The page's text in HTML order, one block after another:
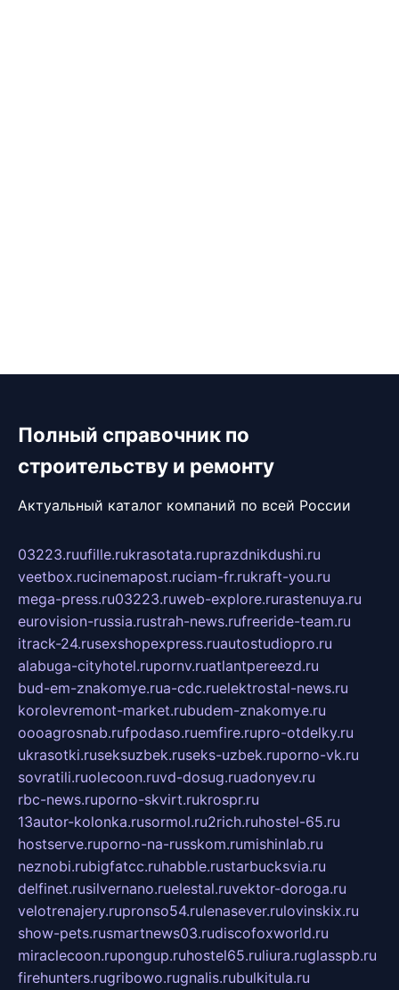
Полный справочник по
строительству и ремонту
Актуальный каталог компаний по всей России
03223.ruufille.rukrasotata.ruprazdnikdushi.ru
veetbox.rucinemapost.ruciam-fr.rukraft-you.ru
mega-press.ru03223.ruweb-explore.rurastenuya.ru
eurovision-russia.rustrah-news.rufreeride-team.ru
itrack-24.rusexshopexpress.ruautostudiopro.ru
alabuga-cityhotel.rupornv.ruatlantpereezd.ru
bud-em-znakomye.rua-cdc.ruelektrostal-news.ru
korolevremont-market.rubudem-znakomye.ru
oooagrosnab.rufpodaso.ruemfire.rupro-otdelky.ru
ukrasotki.ruseksuzbek.ruseks-uzbek.ruporno-vk.ru
sovratili.ruolecoon.ruvd-dosug.ruadonyev.ru
rbc-news.ruporno-skvirt.rukrospr.ru
13autor-kolonka.rusormol.ru2rich.ruhostel-65.ru
hostserve.ruporno-na-russkom.rumishinlab.ru
neznobi.rubigfatcc.ruhabble.rustarbucksvia.ru
delfinet.rusilvernano.ruelestal.ruvektor-doroga.ru
velotrenajery.rupronso54.rulenasever.rulovinskix.ru
show-pets.rusmartnews03.rudiscofoxworld.ru
miraclecoon.rupongup.ruhostel65.ruliura.ruglasspb.ru
firehunters.rugribowo.rugnalis.rubulkitula.ru